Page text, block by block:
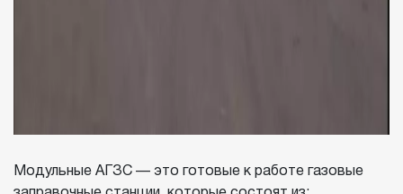
Модульные АГЗС — это готовые к работе газовые